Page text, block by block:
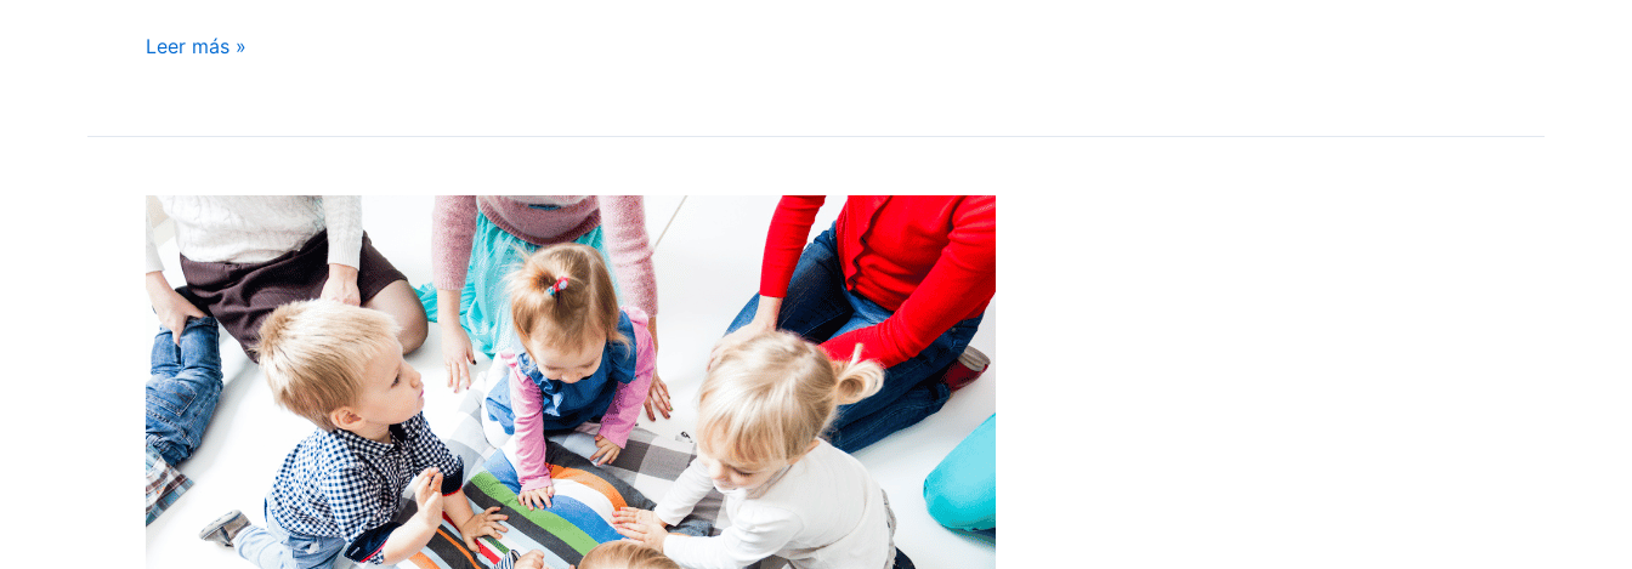
Leer más »
Regreso
clases:
Claves
para
recuperar
la
rutina
en
casa